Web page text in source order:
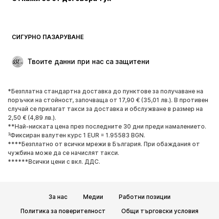
Специални Поводи
ОБУВКИ
НОВО
Популярно
Маратонки
Боти
Обувки с висок ток
Ботуши
Сандали
Ниски обувки
ЕКСКЛУЗИВНО
СИГУРНО ПАЗАРУВАНЕ
Твоите данни при нас са защитени
*Безплатна стандартна доставка до пунктове за получаване на
поръчки на стойност, започваща от 17,90 € (35,01 лв.). В противен
случай се прилагат такси за доставка и обслужване в размер на
2,50 € (4,89 лв.).
**Най-ниската цена през последните 30 дни преди намалението.
³Фиксиран валутен курс 1 EUR = 1.95583 BGN.
****Безплатно от всички мрежи в България. При обаждания от
чужбина може да се начислят такси.
******Всички цени с вкл. ДДС.
За нас Медии
Работни позиции
Политика за поверителност
Общи търговски условия